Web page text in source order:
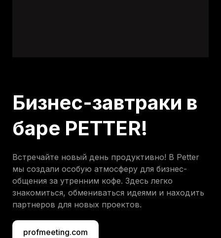
Бизнес-завтраки в
баре PETTER!
Встречайте новый день продуктивно! В Petter
мы создали особую атмосферу для бизнес-
общения за утренним кофе. Здесь легко
знакомиться, обмениваться идеями и находить
партнеров для новых проектов.
profmeeting.com